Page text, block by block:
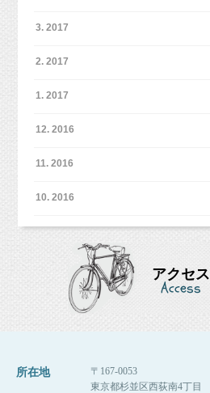
3. 2017
2. 2017
1. 2017
12. 2016
11. 2016
10. 2016
アクセス
Access
所在地
〒167-0053
東京都杉並区西荻南4丁目